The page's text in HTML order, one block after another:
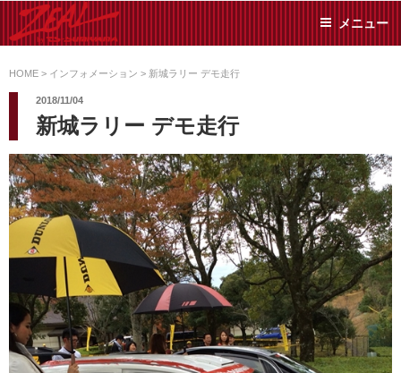
ン
ツ
ス
キ
ッ
プ
SUMIYAMA
た日常メンテから各種チ
ューニングまで、車に関
することならジャンルフ
リーでお任せください!
メニュー
HOME > インフォメーション > 新城ラリー デモ走行
2018/11/04
新城ラリー デモ走行